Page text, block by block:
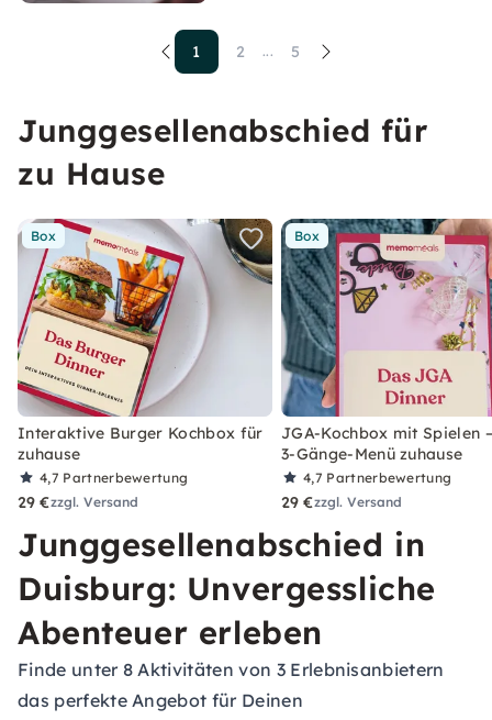
1 2 ... 5
Junggesellenabschied für
zu Hause
Box
Interaktive Burger Kochbox für
zuhause
4,7 Partnerbewertung
29 €zzgl. Versand
Box
JGA-Kochbox mit Spielen
3-Gänge-Menü zuhause
4,7 Partnerbewertung
29 €zzgl. Versand
Junggesellenabschied in
Duisburg: Unvergessliche
Abenteuer erleben
Finde unter 8 Aktivitäten von 3 Erlebnisanbietern
das perfekte Angebot für Deinen